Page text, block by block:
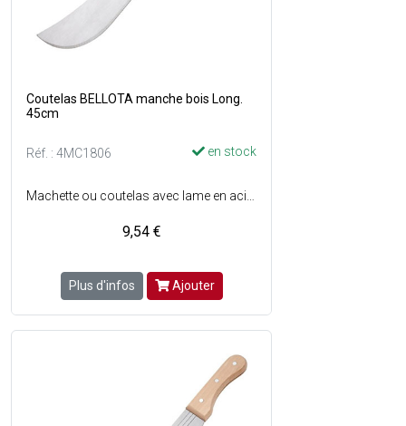
Coutelas BELLOTA manche bois Long.
45cm
Réf. : 4MC1806 en stock
9,54 €
Plus d'infos Ajouter